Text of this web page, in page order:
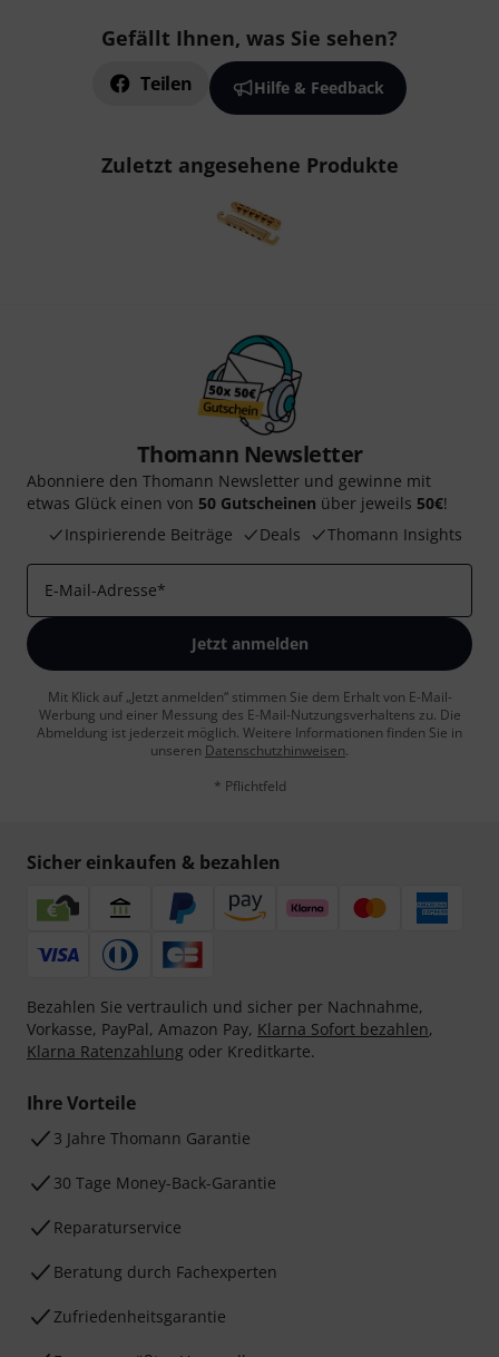
Gefällt Ihnen, was Sie sehen?
Teilen Hilfe & Feedback
Zuletzt angesehene Produkte
Thomann Newsletter
Abonniere den Thomann Newsletter und gewinne mit
etwas Glück einen von 50 Gutscheinen über jeweils 50€!
Inspirierende Beiträge
Deals Thomann Insights
E-Mail-Adresse*
Jetzt anmelden
Mit Klick auf „Jetzt anmelden“ stimmen Sie dem Erhalt von E-Mail-
Werbung und einer Messung des E-Mail-Nutzungsverhaltens zu. Die
Abmeldung ist jederzeit möglich. Weitere Informationen finden Sie in
unseren Datenschutzhinweisen.
* Pflichtfeld
Sicher einkaufen & bezahlen
Bezahlen Sie vertraulich und sicher per Nachnahme,
Vorkasse, PayPal, Amazon Pay, Klarna Sofort bezahlen,
Klarna Ratenzahlung oder Kreditkarte.
Ihre Vorteile
3 Jahre Thomann Garantie
30 Tage Money-Back-Garantie
Reparaturservice
Beratung durch Fachexperten
Zufriedenheitsgarantie